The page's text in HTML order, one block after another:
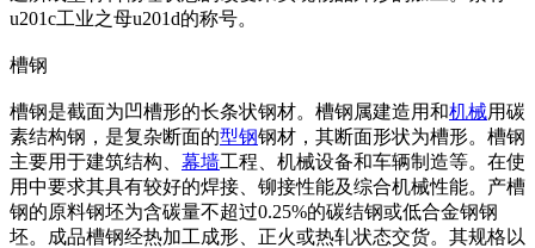
u201c工业之母u201d的称号。
槽钢
槽钢是截面为凹槽形的长条状钢材。槽钢属建造用和机械用碳
素结构钢，是复杂断面的型钢钢材，其断面形状为槽形。槽钢
主要用于建筑结构、 幕墙工程、机械设备和车辆制造等。在使
用中要求其具有较好的焊接、铆接性能及综合机械性能。产槽
钢的原料钢坯为含碳量不超过0.25%的碳结钢或低合金钢钢
坯。成品槽钢经热加工成形、正火或热轧状态交货。其规格以